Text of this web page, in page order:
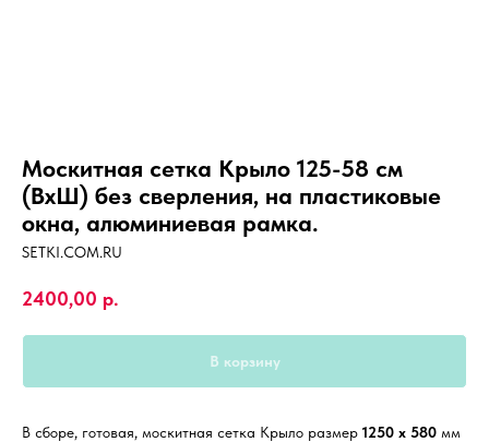
Москитная сетка Крыло 125-58 см
(ВхШ) без сверления, на пластиковые
окна, алюминиевая рамка.
SETKI.COM.RU
2400,00 р.
В корзину
В сборе, готовая, москитная сетка Крыло размер 1250 х 580 мм